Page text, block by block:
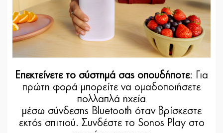
Επεκτείνετε το σύστημά σας οπουδήποτε: Για
πρώτη φορά μπορείτε να ομαδοποιήσετε
πολλαπλά ηχεία
μέσω σύνδεσης Bluetooth όταν βρίσκεστε
εκτός σπιτιού. Συνδέστε το Sonos Play στο